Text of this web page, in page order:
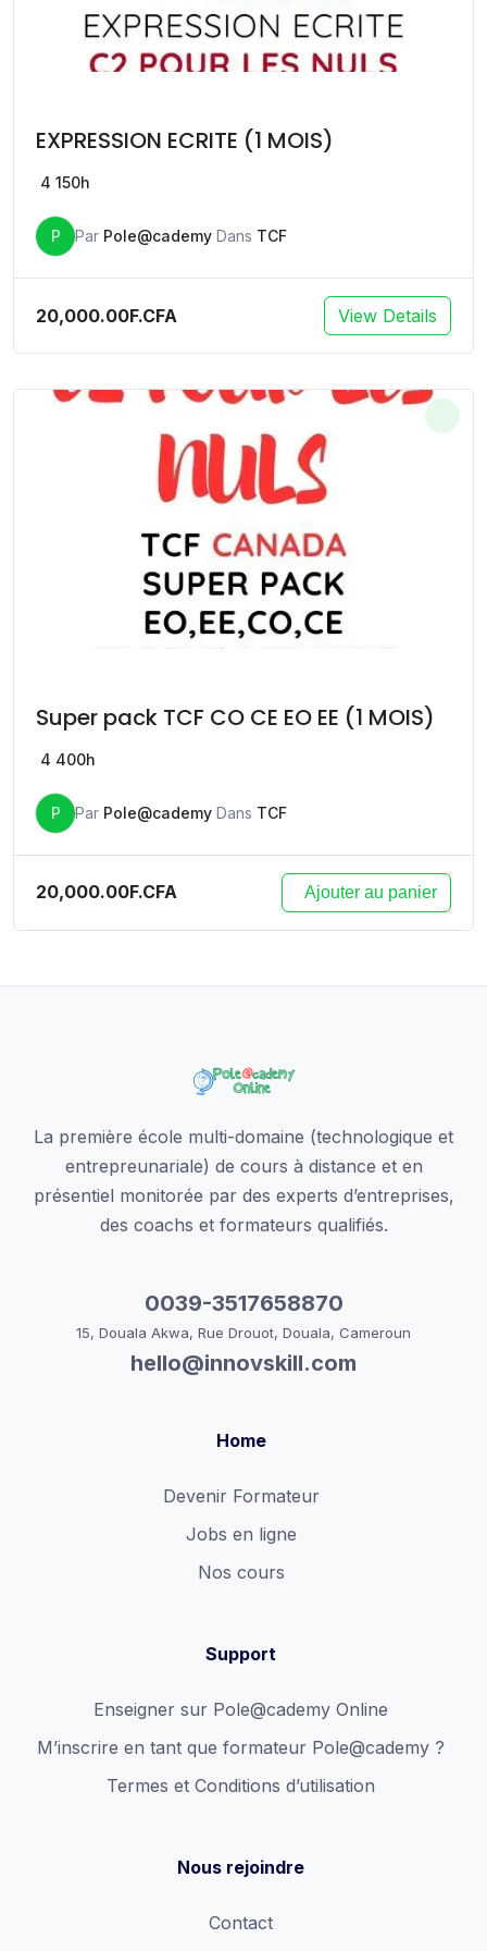
EXPRESSION ECRITE (1 MOIS)
4 150h
P Par Pole@cademy Dans TCF
20,000.00F.CFA View Details
Super pack TCF CO CE EO EE (1 MOIS)
4 400h
P Par Pole@cademy Dans TCF
20,000.00F.CFA Ajouter au panier
La première école multi-domaine (technologique et
entrepreunariale) de cours à distance et en
présentiel monitorée par des experts d’entreprises,
des coachs et formateurs qualifiés.
0039-3517658870
15, Douala Akwa, Rue Drouot, Douala, Cameroun
hello@innovskill.com
Home
Devenir Formateur
Jobs en ligne
Nos cours
Support
Enseigner sur Pole@cademy Online
M’inscrire en tant que formateur Pole@cademy ?
Termes et Conditions d’utilisation
Nous rejoindre
Contact